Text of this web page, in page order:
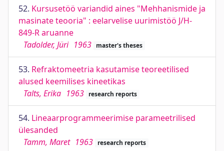
52. Kursusetöö variandid aines "Mehhanismide ja
masinate teooria" : eelarvelise uurimistöö J/H-
849-R aruanne
Tadolder, Jüri 1963 master's theses
53. Refraktomeetria kasutamise teoreetilised
alused keemilises kineetikas
Talts, Erika 1963 research reports
54. Lineaarprogrammeerimise parameetrilised
ülesanded
Tamm, Maret 1963 research reports